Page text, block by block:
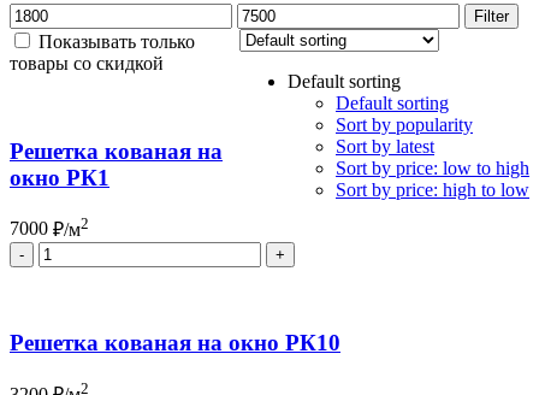
Min
price
Max
price
Filter
Default sorting
Default sorting
Sort by popularity
Sort by latest
Sort by price: low to high
Sort by price: high to low
Показывать только
товары со скидкой
Решетка кованая на
окно РК1
7000 ₽/м2
Quantity
Решетка кованая на окно РК10
2